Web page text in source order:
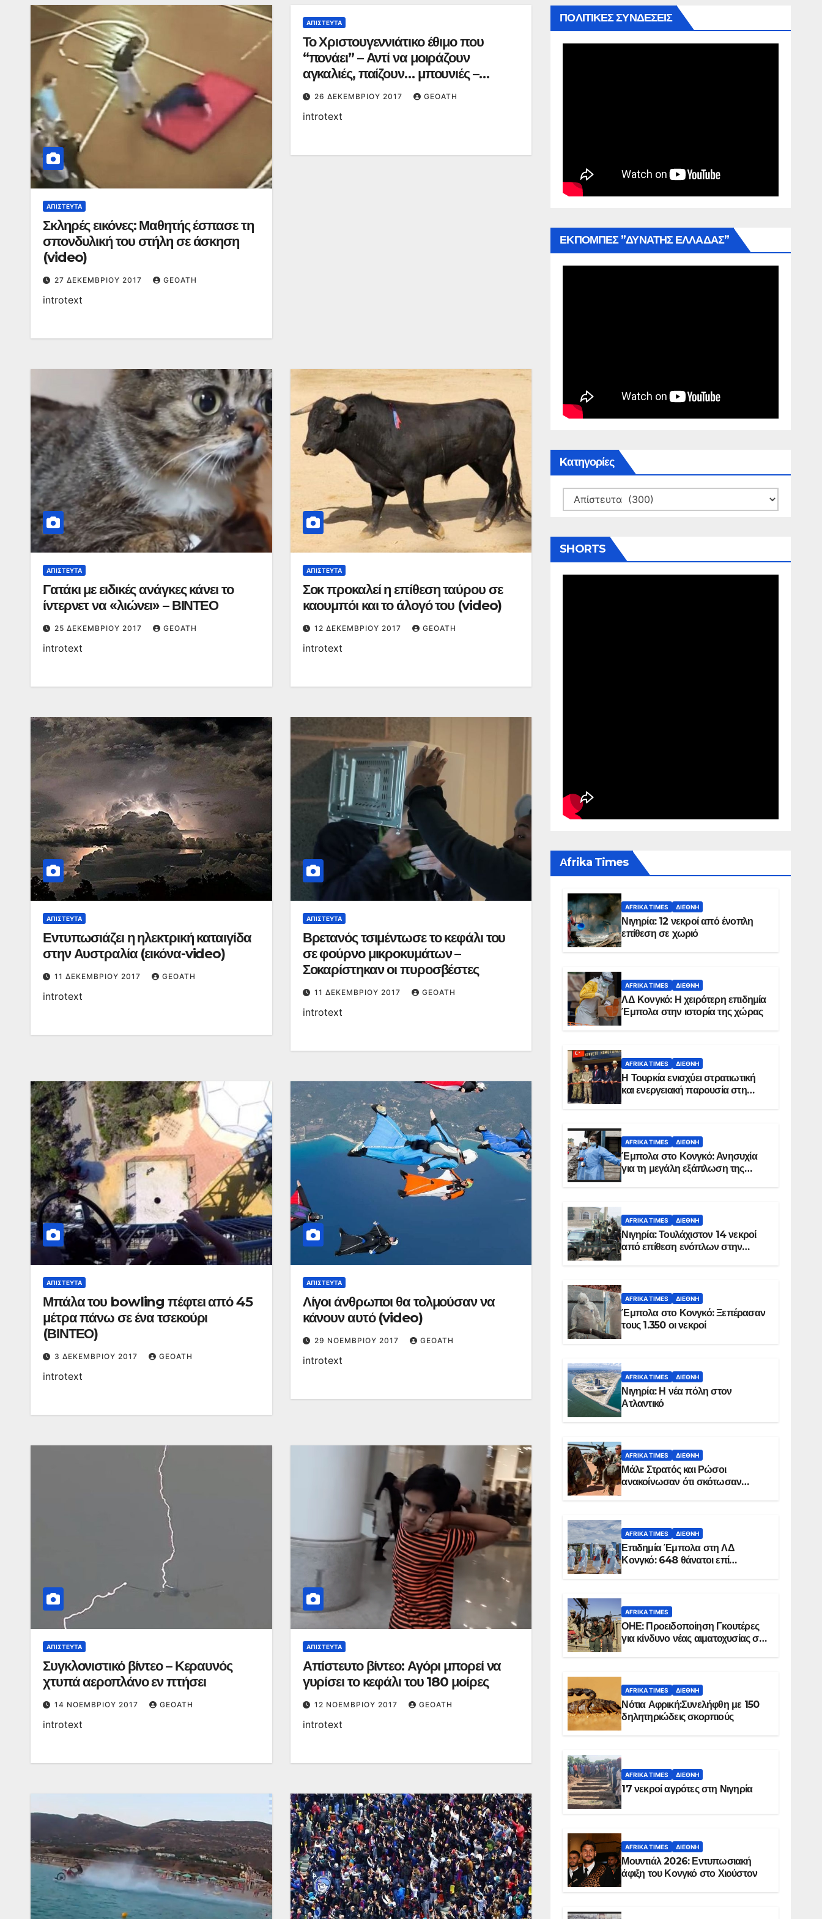
ΑΠΊΣΤΕΥΤΑ
Σκληρές εικόνες: Μαθητής έσπασε τη
σπονδυλική του στήλη σε άσκηση
(video)
27 ΔΕΚΕΜΒΡΊΟΥ 2017 GEOATH
introtext
ΑΠΊΣΤΕΥΤΑ
Το Χριστουγεννιάτικο έθιμο που
“πονάει” – Αντί να μοιράζουν
αγκαλιές, παίζουν… μπουνιές –
ΒΙΝΤΕΟ
26 ΔΕΚΕΜΒΡΊΟΥ 2017 GEOATH
introtext
ΑΠΊΣΤΕΥΤΑ
Γατάκι με ειδικές ανάγκες κάνει το
ίντερνετ να «λιώνει» – ΒΙΝΤΕΟ
25 ΔΕΚΕΜΒΡΊΟΥ 2017 GEOATH
introtext
ΑΠΊΣΤΕΥΤΑ
Σοκ προκαλεί η επίθεση ταύρου σε
καουμπόι και το άλογό του (video)
12 ΔΕΚΕΜΒΡΊΟΥ 2017 GEOATH
introtext
ΑΠΊΣΤΕΥΤΑ
Εντυπωσιάζει η ηλεκτρική καταιγίδα
στην Αυστραλία (εικόνα-video)
11 ΔΕΚΕΜΒΡΊΟΥ 2017 GEOATH
introtext
ΑΠΊΣΤΕΥΤΑ
Βρετανός τσιμέντωσε το κεφάλι του
σε φούρνο μικροκυμάτων –
Σοκαρίστηκαν οι πυροσβέστες
11 ΔΕΚΕΜΒΡΊΟΥ 2017 GEOATH
introtext
ΑΠΊΣΤΕΥΤΑ
Μπάλα του bowling πέφτει από 45
μέτρα πάνω σε ένα τσεκούρι
(ΒΙΝΤΕΟ)
3 ΔΕΚΕΜΒΡΊΟΥ 2017 GEOATH
introtext
ΑΠΊΣΤΕΥΤΑ
Λίγοι άνθρωποι θα τολμούσαν να
κάνουν αυτό (video)
29 ΝΟΕΜΒΡΊΟΥ 2017 GEOATH
introtext
ΑΠΊΣΤΕΥΤΑ
Συγκλονιστικό βίντεο – Κεραυνός
χτυπά αεροπλάνο εν πτήσει
14 ΝΟΕΜΒΡΊΟΥ 2017 GEOATH
introtext
ΑΠΊΣΤΕΥΤΑ
Απίστευτο βίντεο: Αγόρι μπορεί να
γυρίσει το κεφάλι του 180 μοίρες
12 ΝΟΕΜΒΡΊΟΥ 2017 GEOATH
introtext
ΠΟΛΙΤΙΚΕΣ ΣΥΝΔΕΣΕΙΣ
ΕΚΠΟΜΠΕΣ ”ΔΥΝΑΤΗΣ ΕΛΛΑΔΑΣ”
Kατηγορίες
Kατηγορίες
SHORTS
Αfrika Times
AFRIKA TIMES ΔΙΕΘΝΉ
Νιγηρία: 12 νεκροί από ένοπλη
επίθεση σε χωριό
AFRIKA TIMES ΔΙΕΘΝΉ
ΛΔ Κονγκό: Η χειρότερη επιδημία
Έμπολα στην ιστορία της χώρας
AFRIKA TIMES ΔΙΕΘΝΉ
Η Τουρκία ενισχύει στρατιωτική
και ενεργειακή παρουσία στη
AFRIKA TIMES ΔΙΕΘΝΉ
Έμπολα στο Κονγκό: Ανησυχία
για τη μεγάλη εξάπλωση της
AFRIKA TIMES ΔΙΕΘΝΉ
Νιγηρία: Τουλάχιστον 14 νεκροί
από επίθεση ενόπλων στην
AFRIKA TIMES ΔΙΕΘΝΉ
Έμπολα στο Κονγκό: Ξεπέρασαν
τους 1.350 οι νεκροί
AFRIKA TIMES ΔΙΕΘΝΉ
Νιγηρία: Η νέα πόλη στον
Ατλαντικό
AFRIKA TIMES ΔΙΕΘΝΉ
Μάλι: Στρατός και Ρώσοι
ανακοίνωσαν ότι σκότωσαν
AFRIKA TIMES ΔΙΕΘΝΉ
Επιδημία Έμπολα στη ΛΔ
Κονγκό: 648 θάνατοι επί
AFRIKA TIMES
ΟΗΕ: Προειδοποίηση Γκουτέρες
για κίνδυνο νέας αιματοχυσίας στο
AFRIKA TIMES ΔΙΕΘΝΉ
Νότια Αφρική:Συνελήφθη με 150
δηλητηριώδεις σκορπιούς
AFRIKA TIMES ΔΙΕΘΝΉ
17 νεκροί αγρότες στη Νιγηρία
AFRIKA TIMES ΔΙΕΘΝΉ
Μουντιάλ 2026: Εντυπωσιακή
άφιξη του Κονγκό στο Χιούστον